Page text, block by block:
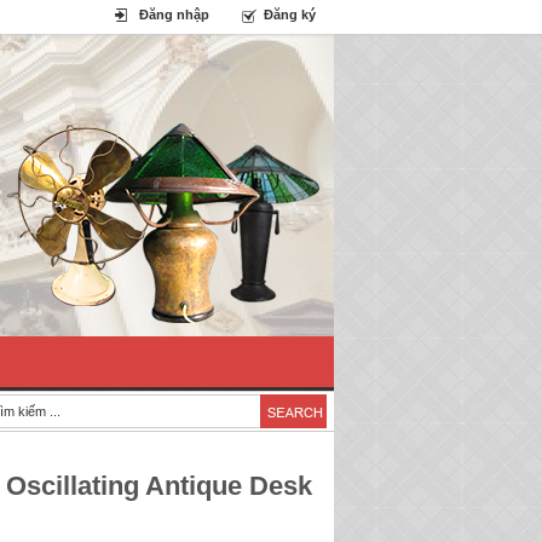
Đăng nhập Đăng ký
Antique Desk